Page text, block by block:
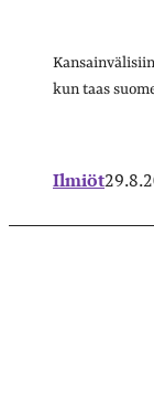
kun taas
Ilmiöt